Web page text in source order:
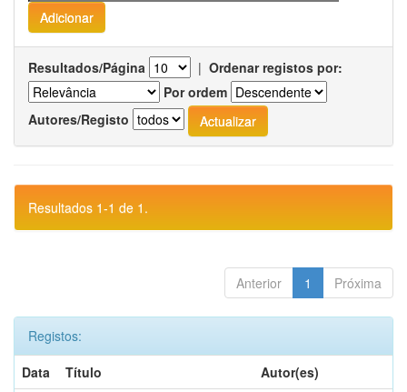
Resultados/Página | Ordenar registos por:
Por ordem
Autores/Registo
Resultados 1-1 de 1.
Anterior 1 Próxima
Registos:
Data
Título
Autor(es)